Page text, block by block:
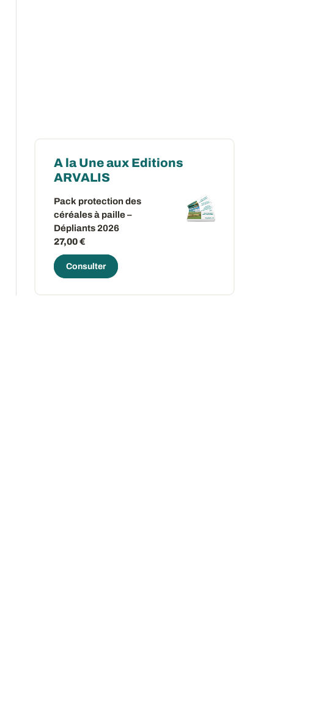
A la Une aux Editions
ARVALIS
Pack protection des
céréales à paille –
Dépliants 2026
27,00 €
Consulter